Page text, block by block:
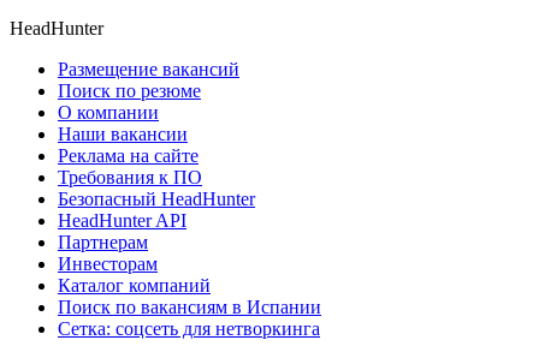
HeadHunter
Размещение вакансий
Поиск по резюме
О компании
Наши вакансии
Реклама на сайте
Требования к ПО
Безопасный HeadHunter
HeadHunter API
Партнерам
Инвесторам
Каталог компаний
Поиск по вакансиям в Испании
Сетка: соцсеть для нетворкинга